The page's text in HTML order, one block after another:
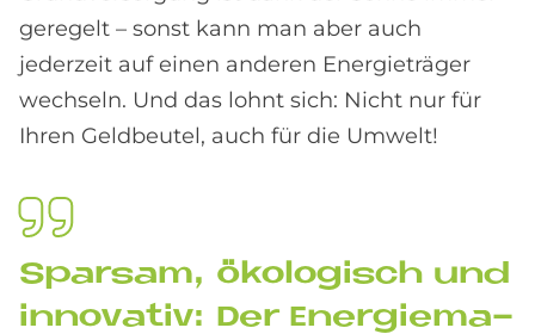
geregelt – sonst kann man aber auch
jederzeit auf einen anderen Energieträger
wechseln. Und das lohnt sich: Nicht nur für
Ihren Geldbeutel, auch für die Umwelt!
Spar­sam, öko­lo­gisch und
in­no­va­tiv: Der En­er­gie­ma­